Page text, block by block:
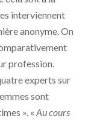
interviennent
anonyme. On
profession.
experts sur
sont
». « Au cours